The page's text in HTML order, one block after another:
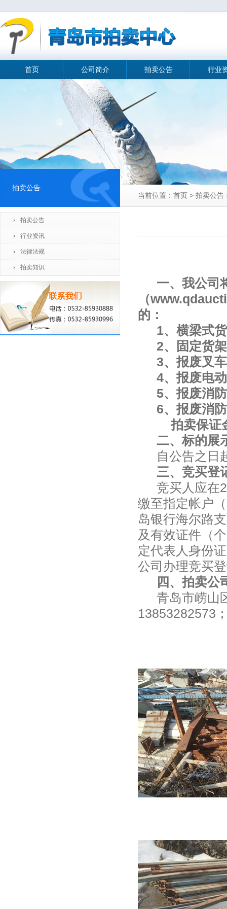
首页 公司简介 拍卖公告 行业
拍卖公告
拍卖公告
行业资讯
法律法规
拍卖知识
当前位置：首页 > 拍卖公
一、我公司
（
的：
1、横梁式
2、固定货
3、报废叉
4、报废电
5、报废消
6、报废消
拍卖保证
二、标的展
自公告之日
三、竞买登
竞买人应在
缴至指定帐户
岛银行海尔路
及有效证件（
定代表人身份
公司办理竞买
四、拍卖公
青岛市崂山
13853282573